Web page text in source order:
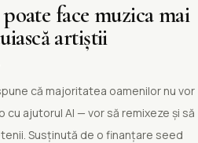
face muzica mai
artiștii
că majoritatea oamenilor nu vor
cu ajutorul AI — vor să remixeze și să
Susținută de o finanțare seed